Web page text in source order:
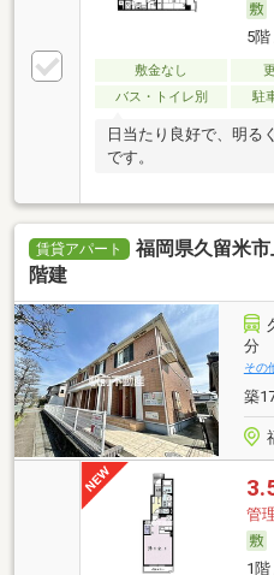
5階
敷金なし
バス・トイレ別
駐
日当たり良好で、明る
です。
賃貸アパート
福岡県久留米
階建
分
その
築
管
1